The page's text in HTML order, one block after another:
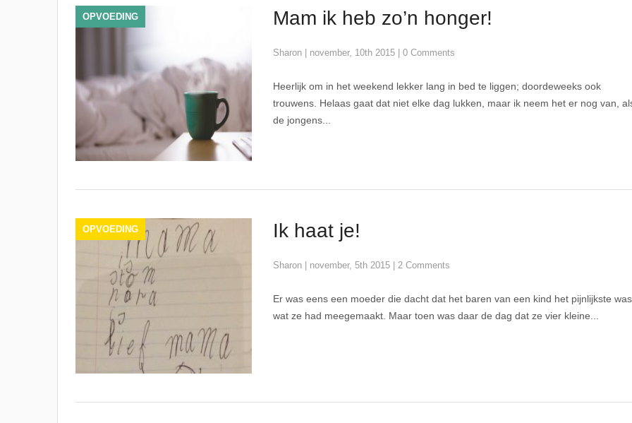
OPVOEDING Mam ik heb zo’n honger!
Sharon november, 10th 2015 0 Comments
Heerlijk om in het weekend lekker lang in bed te liggen; doordeweeks ook
trouwens. Helaas gaat dat niet elke dag lukken, maar ik neem het er nog van,
de jongens...
OPVOEDING Ik haat je!
Sharon november, 5th 2015 2 Comments
Er was eens een moeder die dacht dat het baren van een kind het pijnlijkste was
wat ze had meegemaakt. Maar toen was daar de dag dat ze vier kleine...